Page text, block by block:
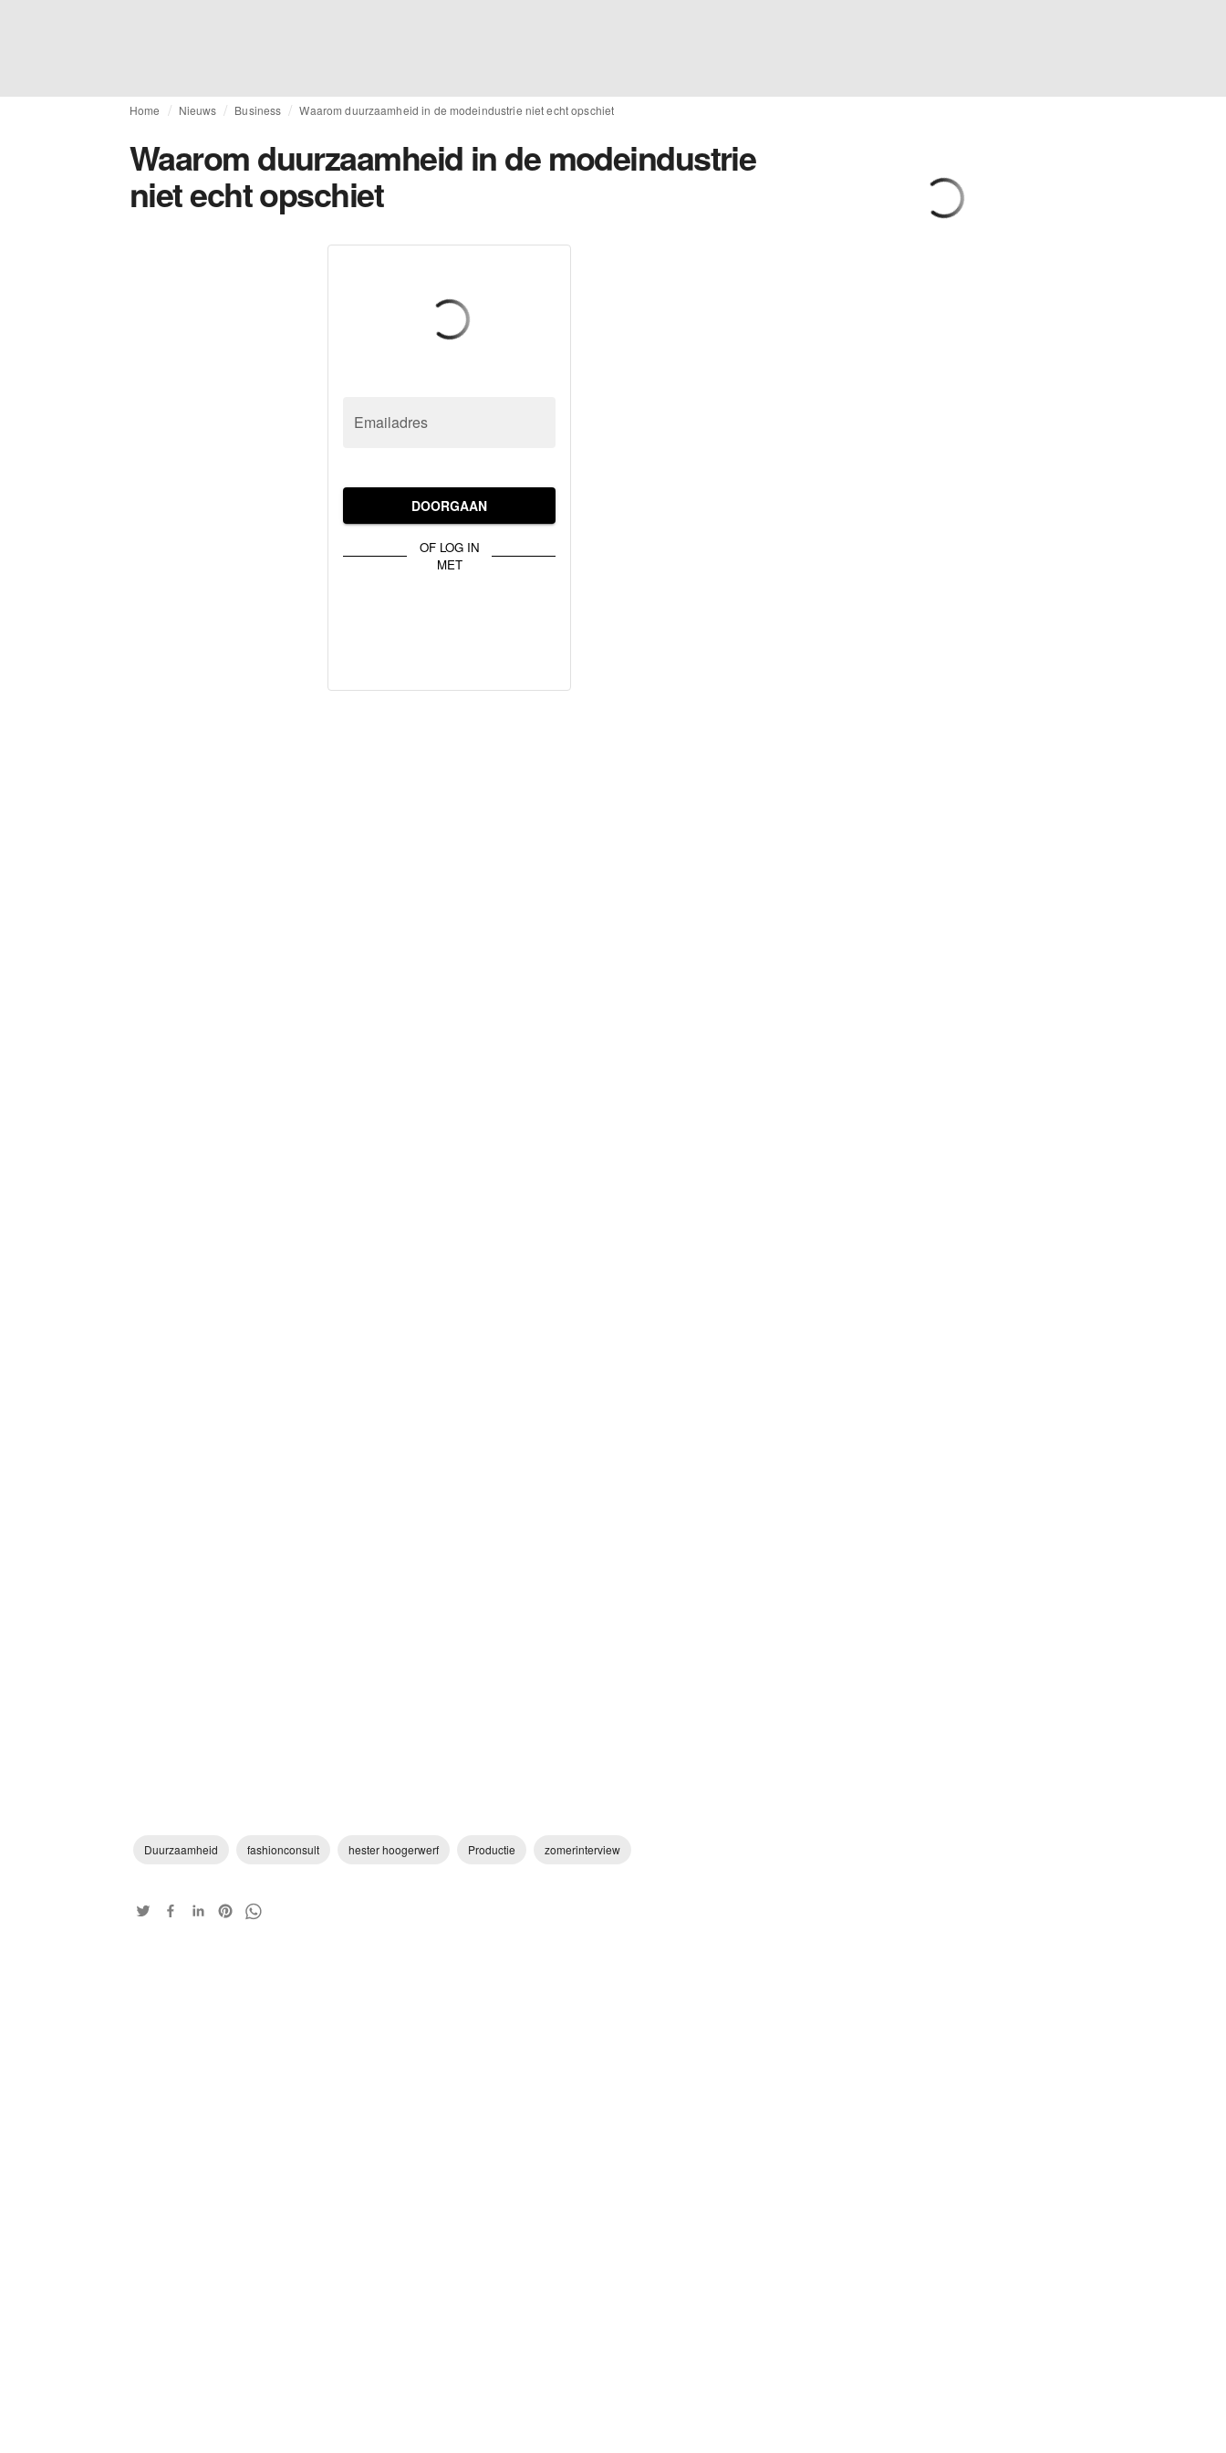
Home Nieuws Business Waarom duurzaamheid in de modeindustrie niet echt opschiet
Waarom duurzaamheid in de modeindustrie
niet echt opschiet
Emailadres
DOORGAAN
OF LOG IN
MET
Duurzaamheid fashionconsult hester hoogerwerf Productie zomerinterview